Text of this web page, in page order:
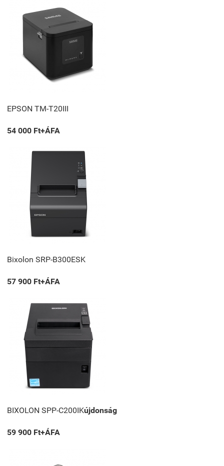
EPSON TM-T20III
54 000 Ft+ÁFA
Bixolon SRP-B300ESK
57 900 Ft+ÁFA
BIXOLON SPP-C200IKújdonság
59 900 Ft+ÁFA